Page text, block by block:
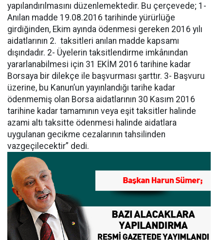
yapılandırılmasını düzenlemektedir. Bu çerçevede; 1-
Anılan madde 19.08.2016 tarihinde yürürlüğe
girdiğinden, Ekim ayında ödenmesi gereken 2016 yılı
aidatlarının 2. taksitleri anılan madde kapsamı
dışındadır. 2- Üyelerin taksitlendirme imkânından
yararlanabilmesi için 31 EKİM 2016 tarihine kadar
Borsaya bir dilekçe ile başvurması şarttır. 3- Başvuru
üzerine, bu Kanun’un yayınlandığı tarihe kadar
ödenmemiş olan Borsa aidatlarının 30 Kasım 2016
tarihine kadar tamamının veya eşit taksitler halinde
azami altı taksitte ödenmesi halinde aidatlara
uygulanan gecikme cezalarının tahsilinden
vazgeçilecektir” dedi.